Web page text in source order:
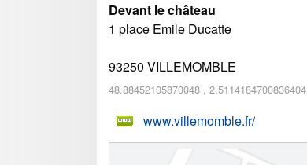
Devant le château
1 place Emile Ducatte
93250 VILLEMOMBLE
48.88452105870048 , 2.5114184700836404
www.villemomble.fr/